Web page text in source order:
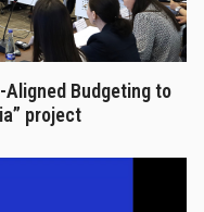
Aligned Budgeting to
project